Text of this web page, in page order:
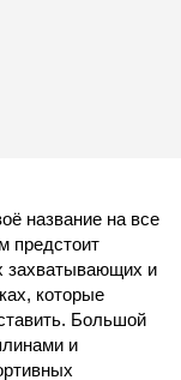
название на все
предстоит
захватывающих и
которые
Большой
и